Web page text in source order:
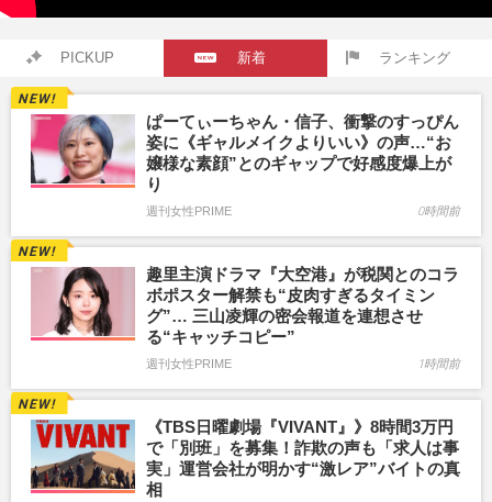
PICKUP 新着 ランキング
ぱーてぃーちゃん・信子、衝撃のすっぴん
姿に《ギャルメイクよりいい》の声…“お
嬢様な素顔”とのギャップで好感度爆上が
り
週刊女性PRIME 0時間前
趣里主演ドラマ『大空港』が税関とのコラ
ボポスター解禁も“皮肉すぎるタイミン
グ”… 三山凌輝の密会報道を連想させ
る“キャッチコピー”
週刊女性PRIME 1時間前
《TBS日曜劇場『VIVANT』》8時間3万円
で「別班」を募集！詐欺の声も「求人は事
実」運営会社が明かす“激レア”バイトの真
相